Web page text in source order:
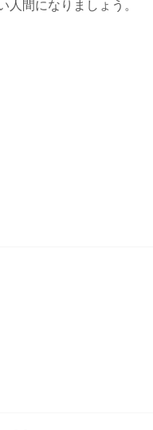
人間になりましょう。